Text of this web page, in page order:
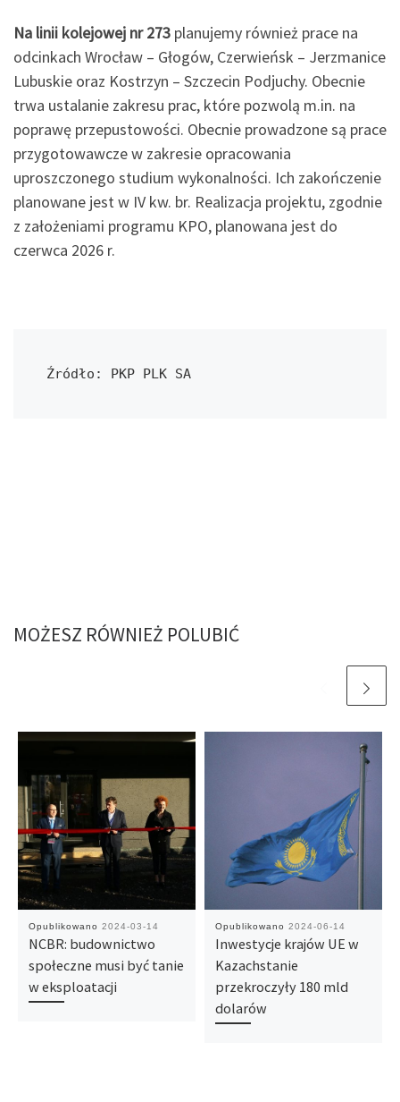
Na linii kolejowej nr 273 planujemy również prace na
odcinkach Wrocław – Głogów, Czerwieńsk – Jerzmanice
Lubuskie oraz Kostrzyn – Szczecin Podjuchy. Obecnie
trwa ustalanie zakresu prac, które pozwolą m.in. na
poprawę przepustowości. Obecnie prowadzone są prace
przygotowawcze w zakresie opracowania
uproszczonego studium wykonalności. Ich zakończenie
planowane jest w IV kw. br. Realizacja projektu, zgodnie
z założeniami programu KPO, planowana jest do
czerwca 2026 r.
Źródło: PKP PLK SA
MOŻESZ RÓWNIEŻ POLUBIĆ
Opublikowano 2024-03-14
NCBR: budownictwo
społeczne musi być tanie
w eksploatacji
Opublikowano 2024-06-14
Inwestycje krajów UE w
Kazachstanie
przekroczyły 180 mld
dolarów